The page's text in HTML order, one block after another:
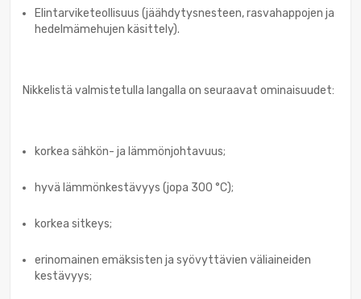
Elintarviketeollisuus (jäähdytysnesteen, rasvahappojen ja
hedelmämehujen käsittely).
Nikkelistä valmistetulla langalla on seuraavat ominaisuudet:
korkea sähkön- ja lämmönjohtavuus;
hyvä lämmönkestävyys (jopa 300 °C);
korkea sitkeys;
erinomainen emäksisten ja syövyttävien väliaineiden
kestävyys;